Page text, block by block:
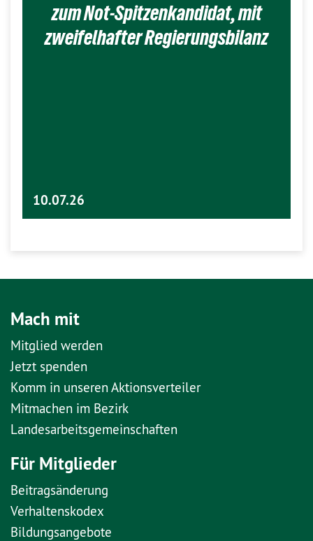
zum Not-Spitzenkandidat, mit
zweifelhafter Regierungsbilanz
10.07.26
Mach mit
Mitglied werden
Jetzt spenden
Komm in unseren Aktionsverteiler
Mitmachen im Bezirk
Landesarbeitsgemeinschaften
Für Mitglieder
Beitragsänderung
Verhaltenskodex
Bildungsangebote